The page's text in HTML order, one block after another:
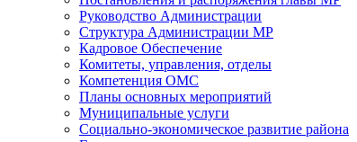
Руководство Администрации
Структура Администрации МР
Кадровое Обеспечение
Комитеты, управления, отделы
Компетенция ОМС
Планы основных мероприятий
Муниципальные услуги
Социально-экономическое развитие района